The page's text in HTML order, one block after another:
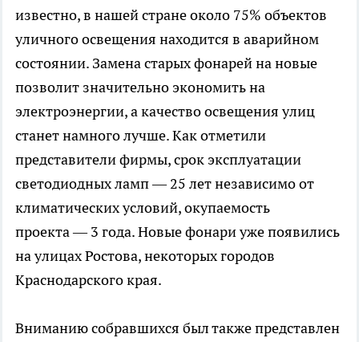
известно, в нашей стране около 75% объектов
уличного освещения находится в аварийном
состоянии. Замена старых фонарей на новые
позволит значительно экономить на
электроэнергии, а качество освещения улиц
станет намного лучше. Как отметили
представители фирмы, срок эксплуатации
светодиодных ламп — 25 лет независимо от
климатических условий, окупаемость
проекта — 3 года. Новые фонари уже появились
на улицах Ростова, некоторых городов
Краснодарского края.
Вниманию собравшихся был также представлен